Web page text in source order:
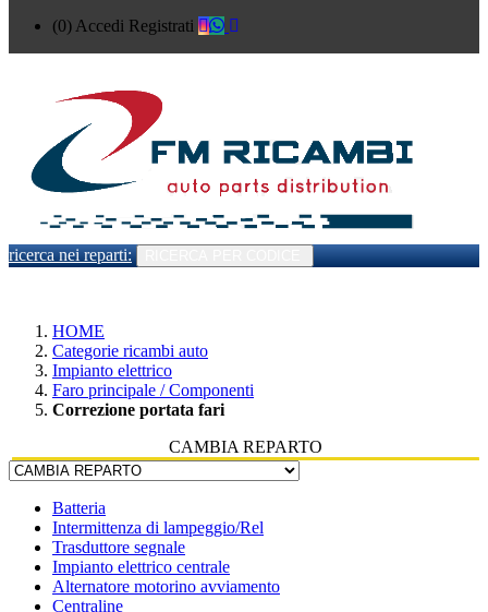
(0) Accedi Registrati
ricerca nei reparti:
HOME
Categorie ricambi auto
Impianto elettrico
Faro principale / Componenti
Correzione portata fari
CAMBIA REPARTO
Batteria
Intermittenza di lampeggio/Rel
Trasduttore segnale
Impianto elettrico centrale
Alternatore motorino avviamento
Centraline